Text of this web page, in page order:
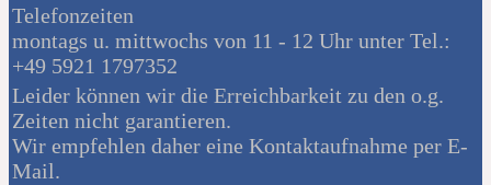
Telefonzeiten
montags u. mittwochs von 11 - 12 Uhr unter Tel.:
+49 5921 1797352
Leider können wir die Erreichbarkeit zu den o.g.
Zeiten nicht garantieren.
Wir empfehlen daher eine Kontaktaufnahme per E-
Mail.